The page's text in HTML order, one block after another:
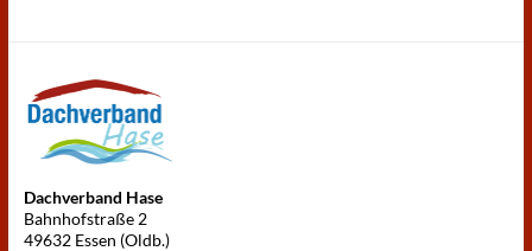
Dachverband Hase
Bahnhofstraße 2
49632 Essen (Oldb.)